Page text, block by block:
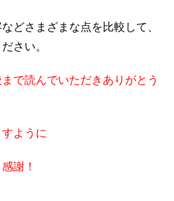
どさまざまな点を比較して、
さい。
で読んでいただきありがとう
ように
謝！